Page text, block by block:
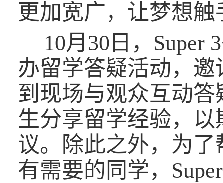
更加宽广，让梦想触
10月30日，Super
办留学答疑活动，
到现场与观众互动
生分享留学经验，
议。除此之外，为
有需要的同学，